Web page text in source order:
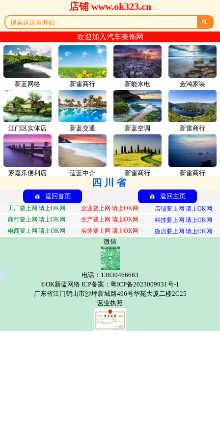
店铺 www.ok323.cn

欢迎加入汽车美饰网
新蓝网络 新雷商行
江门区实体店 新蓝交通
家嘉乐便利店 蓝蓝中介
新能水电 金鸿家装
新蓝空调 新雷商行
新雷商行 新雷商行
四川省
返回首页 返回主页
工厂要上网 请上OK网 企业要上网 请上OK网
店铺要上网 请上OK网
商行要上网 请上OK网
生产要上网 请上OK网
科技要上网 请上OK网
电商要上网 请上OK网
实体要上网 请上OK网 微店要上网 请上OK网
微信
电话：13630466663
©OK新蓝网络 ICP备案：粤ICP备2023009931号-1
广东省江门鹤山市沙坪新城路496号华苑大厦二楼2C25
营业执照